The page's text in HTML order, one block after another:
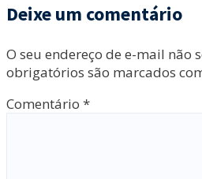
Deixe um comentário
O seu endereço de e-mail não
obrigatórios são marcados
Comentário *